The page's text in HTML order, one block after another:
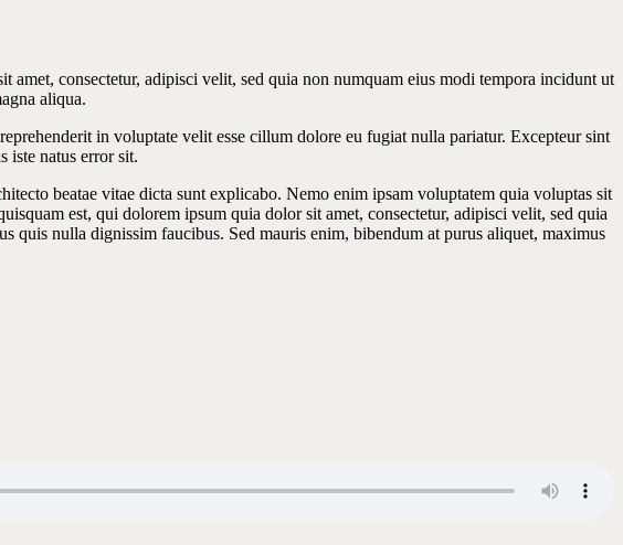
consectetur, adipisci velit, sed quia non numquam eius modi tempora incidunt ut
aliqua.
in voluptate velit esse cillum dolore eu fugiat nulla pariatur. Excepteur sint
iste natus error sit.
beatae vitae dicta sunt explicabo. Nemo enim ipsam voluptatem quia voluptas sit
est, qui dolorem ipsum quia dolor sit amet, consectetur, adipisci velit, sed quia
quis nulla dignissim faucibus. Sed mauris enim, bibendum at purus aliquet, maximus